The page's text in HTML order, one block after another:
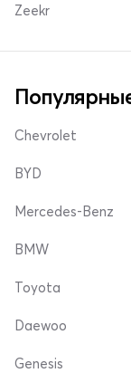
Zeekr
Chevrolet
BYD
Mercedes-Benz
BMW
Toyota
Daewoo
Genesis